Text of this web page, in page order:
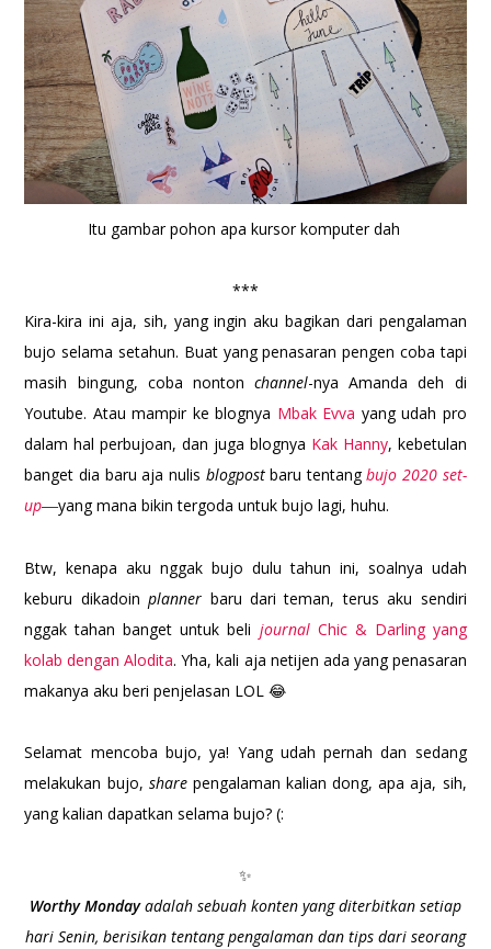
Itu gambar pohon apa kursor komputer dah
***
Kira-kira ini aja, sih, yang ingin aku bagikan dari pengalaman
bujo selama setahun. Buat yang penasaran pengen coba tapi
masih bingung, coba nontonchannel-nya Amanda deh di
Youtube. Atau mampir ke blognya Mbak Evva yang udah pro
dalam hal perbujoan, dan juga blognya Kak Hanny, kebetulan
banget dia baru aja nulis blogpostbaru tentangbujo 2020 set-
up—yang mana bikin tergoda untuk bujo lagi, huhu.
Btw, kenapa aku nggak bujo dulu tahun ini, soalnya udah
keburu dikadoinplanner baru dari teman, terus aku sendiri
nggak tahan banget untuk beli journalChic & Darling yang
kolab dengan Alodita. Yha, kali aja netijen ada yang penasaran
makanya aku beri penjelasan LOL 😂
Selamat mencoba bujo, ya! Yang udah pernah dan sedang
melakukan bujo, share pengalaman kalian dong, apa aja, sih,
yang kalian dapatkan selama bujo? (:
✨
Worthy Mondayadalah sebuah konten yang diterbitkan setiap
hari Senin, berisikan tentang pengalaman dan tips dari seorang